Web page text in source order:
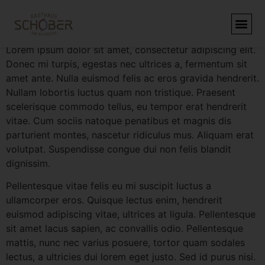
Video Post Example
Lorem ipsum dolor sit amet, consectetur adipiscing elit.
Donec mi turpis, egestas nec ultrices a, fermentum sit
amet ante. Nulla euismod felis ac eros gravida hendrerit.
Nullam lobortis luctus quam non tristique. Praesent
scelerisque commodo tellus, eu tempor erat hendrerit
vitae. Cum sociis natoque penatibus et magnis dis
parturient montes, nascetur ridiculus mus. Aliquam erat
volutpat. Suspendisse congue dui non felis blandit
dignissim.
Pellentesque vitae felis eu mi suscipit luctus a
ullamcorper eros. Quisque lectus enim, hendrerit
euismod adipiscing vitae, ultrices at ligula. Pellentesque
sit amet lacus sapien, ac convallis odio. Pellentesque
mattis, nunc nec varius posuere, tortor quam sodales
lectus, a ultricies dui lorem eget justo. Sed id purus nisi.